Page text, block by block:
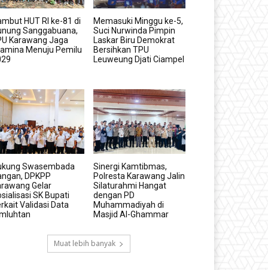
HUT RI ke-81 di
Sanggabuana,
Karawang Jaga
Menuju Pemilu
Memasuki Minggu ke-5,
Suci Nurwinda Pimpin
Laskar Biru Demokrat
Bersihkan TPU
Leuweung Djati Ciampel
Swasembada
DPKPP
Gelar
SK Bupati
Validasi Data
Sinergi Kamtibmas,
Polresta Karawang Jalin
Silaturahmi Hangat
dengan PD
Muhammadiyah di
Masjid Al-Ghammar
Muat lebih banyak